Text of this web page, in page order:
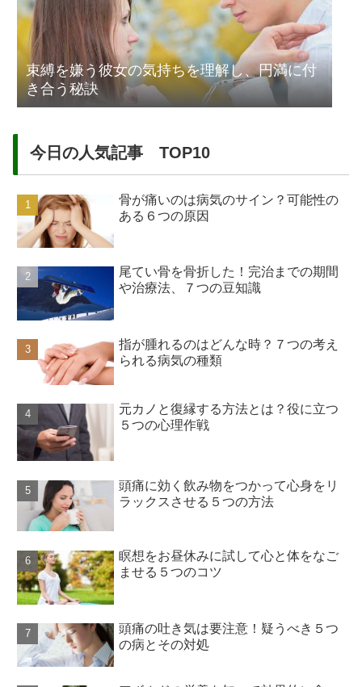
束縛を嫌う彼女の気持ちを理解し、円満に付
き合う秘訣
今日の人気記事 TOP10
骨が痛いのは病気のサイン？可能性の
ある６つの原因
尾てい骨を骨折した！完治までの期間
や治療法、７つの豆知識
指が腫れるのはどんな時？７つの考え
られる病気の種類
元カノと復縁する方法とは？役に立つ
５つの心理作戦
頭痛に効く飲み物をつかって心身をリ
ラックスさせる５つの方法
瞑想をお昼休みに試して心と体をなご
ませる５つのコツ
頭痛の吐き気は要注意！疑うべき５つ
の病とその対処